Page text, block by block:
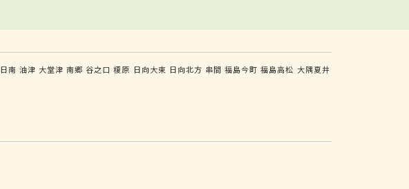
日南 油津 大堂津 南郷 谷之口 榎原 日向大束 日向北方 串間 福島今町 福島高松 大隅夏井